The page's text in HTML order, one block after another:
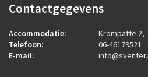
Contactgegevens
Accommodatie:
Krompatte 2,
Telefoon:
06-46179521
E-mail: